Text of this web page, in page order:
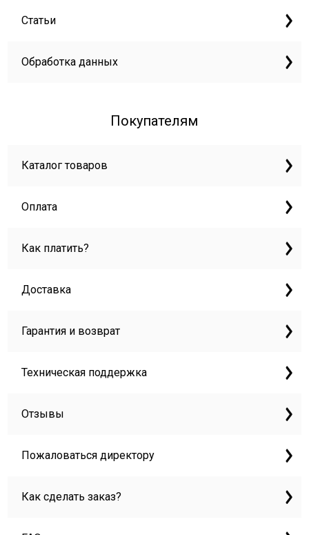
Статьи
Обработка данных
Покупателям
Каталог товаров
Оплата
Как платить?
Доставка
Гарантия и возврат
Техническая поддержка
Отзывы
Пожаловаться директору
Как сделать заказ?